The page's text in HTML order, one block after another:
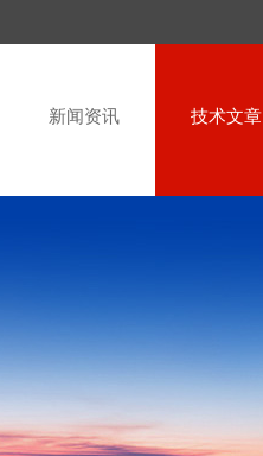
新闻资讯 技术文章